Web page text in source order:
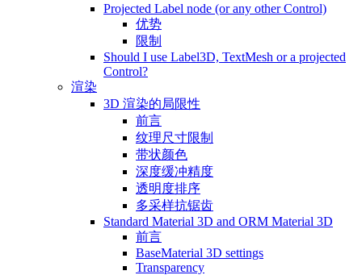
Projected Label node (or any other Control)
优势
限制
Should I use Label3D, TextMesh or a projected
Control?
渲染
3D 渲染的局限性
前言
纹理尺寸限制
带状颜色
深度缓冲精度
透明度排序
多采样抗锯齿
Standard Material 3D and ORM Material 3D
前言
BaseMaterial 3D settings
Transparency